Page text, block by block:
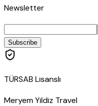
Newsletter
Subscribe
TÜRSAB Lisanslı
Meryem Yildiz Travel